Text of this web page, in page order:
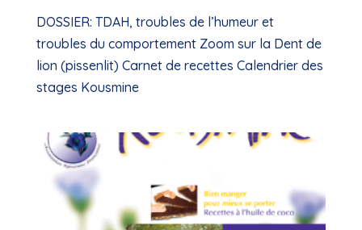
DOSSIER: TDAH, troubles de l’humeur et
troubles du comportement Zoom sur la Dent de
lion (pissenlit) Carnet de recettes Calendrier des
stages Kousmine